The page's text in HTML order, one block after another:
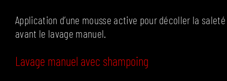
Application d’une mousse active pour décoller la
avant le lavage manuel.
Lavage manuel avec shampoing